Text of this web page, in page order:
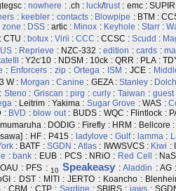
:nowhere : .ch : luck/trust: emc :
: keebler: contacts: Blowpipe : BTM :
zone : DSS: artic : Minox : Keyhole :Starr :
CTU : botux : Virii : CCC : CCSC : Scudd :
: Reprieve : NZC-332 : edition : cards :
: Y2c*10 : NDSM : 10ck : QRR : PLA :
: Enforcers :zip :Ortega : ISM : JCE :
W : Morgan :Canine : GEZA : Stanley: Dolch
Steno: Griscan :pirg : curly:Taiwan : guest
: Leitrim : Yakima : Sugar Grove : WAS :
: BVD :blow out: BUDS : WQC : Flintlock :
: DODIG : Firefly : HRM : Bellcore :
: HF : P415 : ladylove : Gulf: lamma:
: BATF :SGDN : Atlas: IWWSVCS : Kiwi :
: bank : EUB : PCS : NRiO : Red Cell :
: PFS : 10 Speakeasy :Aladdin : AG :
: DST : MITI : JERTO : Koancho :